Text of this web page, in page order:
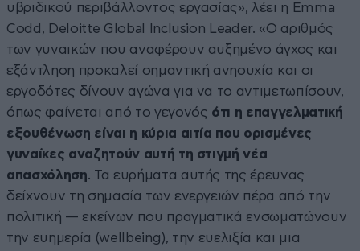
υβριδικού περιβάλλοντος εργασίας», λέει η Emma
Codd, Deloitte Global Inclusion Leader. «Ο αριθμός
των γυναικών που αναφέρουν αυξημένο άγχος και
εξάντληση προκαλεί σημαντική ανησυχία και οι
εργοδότες δίνουν αγώνα για να το αντιμετωπίσουν,
όπως φαίνεται από το γεγονός ότι η επαγγελματική
εξουθένωση είναι η κύρια αιτία που ορισμένες
γυναίκες αναζητούν αυτή τη στιγμή νέα
απασχόληση. Τα ευρήματα αυτής της έρευνας
δείχνουν τη σημασία των ενεργειών πέρα από την
πολιτική — εκείνων που πραγματικά ενσωματώνουν
την ευημερία (wellbeing), την ευελιξία και μια